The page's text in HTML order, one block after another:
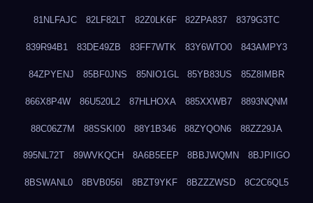
81NLFAJC 82LF82LT 82Z0LK6F 82ZPA837 8379G3TC
839R94B1 83DE49ZB 83FF7WTK 83Y6WTO0 843AMPY3
84ZPYENJ 85BF0JNS 85NIO1GL 85YB83US 85Z8IMBR
866X8P4W 86U520L2 87HLHOXA 885XXWB7 8893NQNM
88C06Z7M 88SSKI00 88Y1B346 88ZYQON6 88ZZ29JA
895NL72T 89WVKQCH 8A6B5EEP 8BBJWQMN 8BJPIIGO
8BSWANL0 8BVB056I 8BZT9YKF 8BZZZWSD 8C2C6QL5